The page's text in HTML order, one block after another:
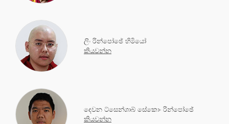
ලිං රින්පෝඡේ හිමියෝ
කියවන්න
දෙවන ට්සෙන්ශාබ් සේකොං රින්පෝඡේ
කියවන්න